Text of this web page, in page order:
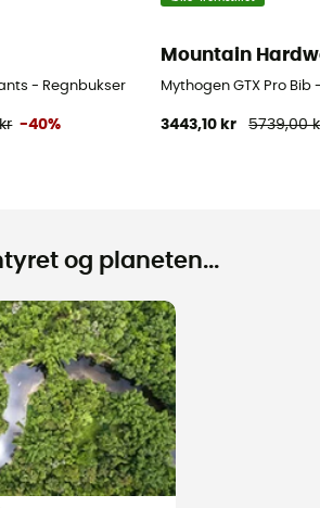
- Regnbukser
-40%
Mountain
Mythogen GTX Pro
3443,10 kr 5739,00
og planeten...